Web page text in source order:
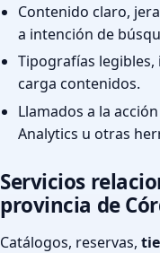
Contenido claro,
a intención de
Tipografías
carga contenidos.
Llamados a la
Analytics u otras
Servicios
provincia de
Catálogos, reservas,